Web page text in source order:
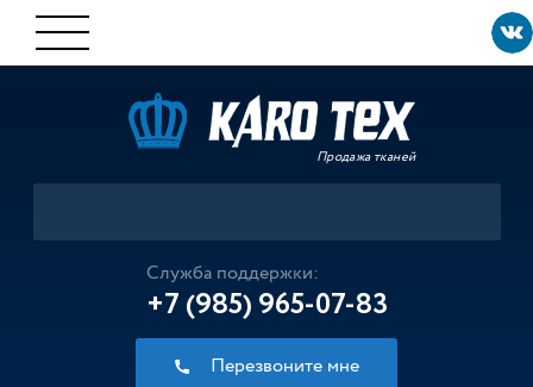
Продажа тканей
Служба поддержки:
+7 (985) 965-07-83
Перезвоните мне